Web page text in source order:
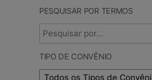
PESQUISAR POR TERMOS
TIPO DE CONVÊNIO